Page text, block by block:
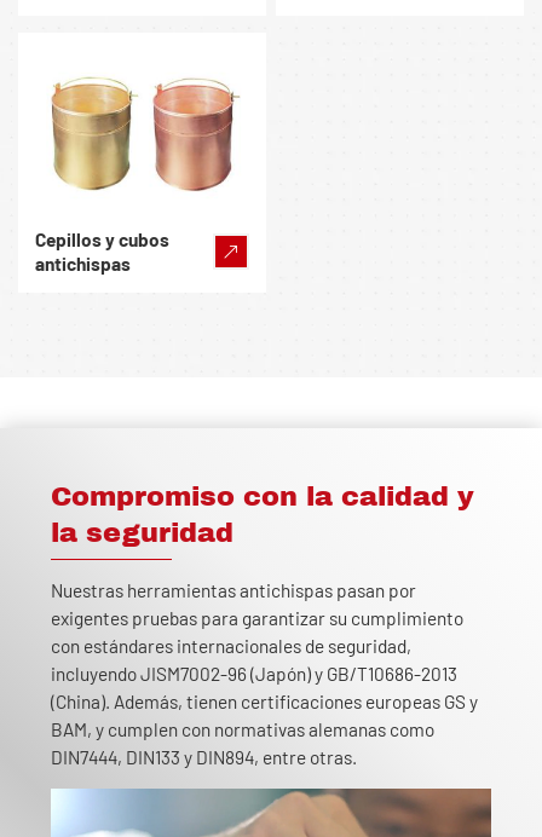
Cepillos y cubos
antichispas
Compromiso con la calidad y
la seguridad
Nuestras herramientas antichispas pasan por
exigentes pruebas para garantizar su cumplimiento
con estándares internacionales de seguridad,
incluyendo JISM7002-96 (Japón) y GB/T10686-2013
(China). Además, tienen certificaciones europeas GS y
BAM, y cumplen con normativas alemanas como
DIN7444, DIN133 y DIN894, entre otras.